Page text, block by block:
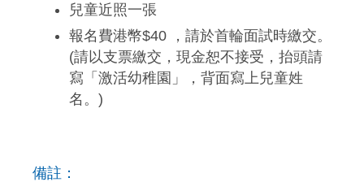
兒童近照一張
報名費港幣$40 ，請於首輪面試時繳交。
(請以支票繳交，現金恕不接受，抬頭請
寫「激活幼稚園」，背面寫上兒童姓
名。)
備註：